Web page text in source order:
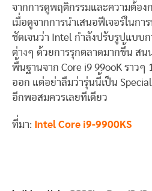
จากการดูพฤติกรรมและความต้อง
เมื่อดูจากการนำเสนอฟีเจอร์ในกา
ชัดเจนว่า Intel กำลังปรับรูปแบบก
ต่างๆ ด้วยการรุกตลาดมากขึ้น ส
พื้นฐานจาก Core i9 99ooK ราวๆ
ออก แต่อย่าลืมว่ารุ่นนี้เป็น
อีกพอสมควรเลยทีเดียว
ที่มา: Intel Core i9-9900KS